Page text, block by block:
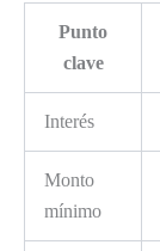
Punto
clave
Interés
Monto
mínimo